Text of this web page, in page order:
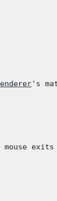
's
mouse